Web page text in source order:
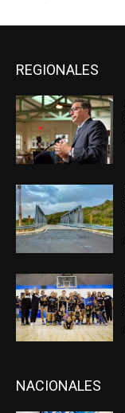
REGIONALES
NACIONALES